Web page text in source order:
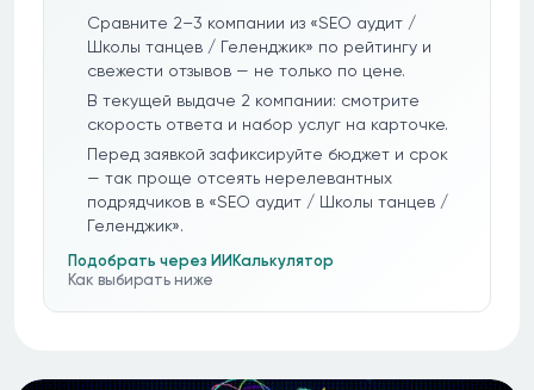
Сравните 2–3 компании из «SEO аудит /
Школы танцев / Геленджик» по рейтингу и
свежести отзывов — не только по цене.
В текущей выдаче 2 компании: смотрите
скорость ответа и набор услуг на карточке.
Перед заявкой зафиксируйте бюджет и срок
— так проще отсеять нерелевантных
подрядчиков в «SEO аудит / Школы танцев /
Геленджик».
Подобрать через ИИ Калькулятор
Как выбирать ниже